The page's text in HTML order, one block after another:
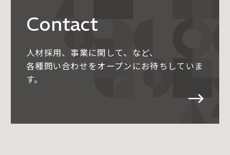
Contact
人材採用、事業に関して、など、
各種問い合わせをオープンにお待ちしていま
す。